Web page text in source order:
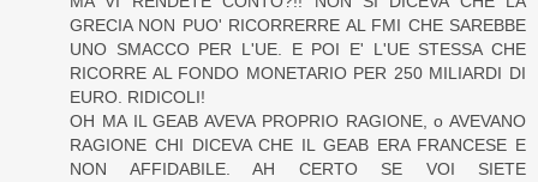
GRECIA NON PUO' RICORRERRE AL FMI CHE SAREBBE
UNO SMACCO PER L'UE. E POI E' L'UE STESSA CHE
RICORRE AL FONDO MONETARIO PER 250 MILIARDI DI
EURO. RIDICOLI!
OH MA IL GEAB AVEVA PROPRIO RAGIONE, o AVEVANO
RAGIONE CHI DICEVA CHE IL GEAB ERA FRANCESE E
NON AFFIDABILE. AH CERTO SE VOI SIETE